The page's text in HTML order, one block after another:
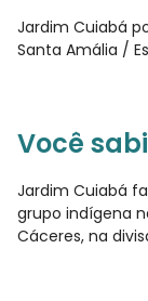
Jardim Cuiabá
Santa Amália /
Você
Jardim Cuiabá
grupo indígena
Cáceres, na